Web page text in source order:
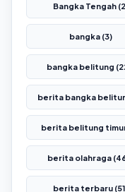
Bangka Tengah
bangka (3)
bangka belitung
berita bangka
berita belitung timur
berita olahraga
berita terbaru